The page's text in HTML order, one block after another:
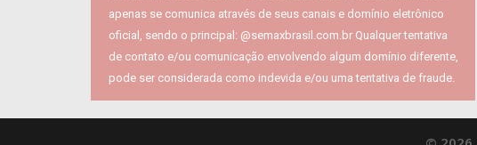
apenas se comunica através de seus canais e domínio eletrônico
oficial, sendo o principal: @semaxbrasil.com.br Qualquer tentativa
de contato e/ou comunicação envolvendo algum domínio diferente,
pode ser considerada como indevida e/ou uma tentativa de fraude.